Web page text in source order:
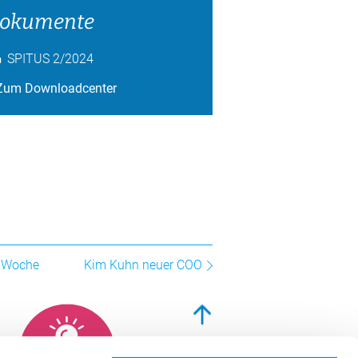
SPITUS 2/2024
Downloadcenter
Kim Kuhn neuer COO